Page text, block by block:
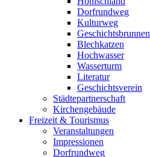
Dorfrundweg
Kulturweg
Geschichtsbrunnen
Blechkatzen
Hochwasser
Wasserturm
Literatur
Geschichtsverein
Städtepartnerschaft
Kirchengebäude
Freizeit & Tourismus
Veranstaltungen
Impressionen
Dorfrundweg